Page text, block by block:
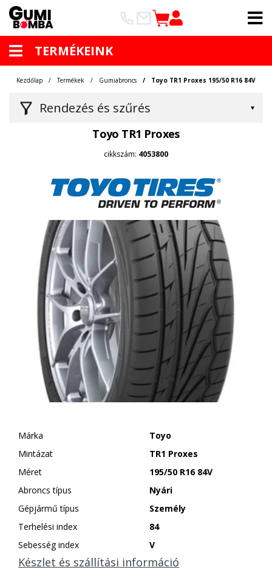
TERMÉKEINK
Rendezés és szűrés
Kezdőlap Termékek Gumiabroncs Toyo TR1 Proxes 195/50 R16 84V
Toyo TR1 Proxes
cikkszám: 4053800
Márka
Toyo
Mintázat
TR1 Proxes
Méret
195/50 R16 84V
Abroncs típus
Nyári
Gépjármű típus
Személy
Terhelési index
84
Sebesség index
V
Készlet és szállítási információ